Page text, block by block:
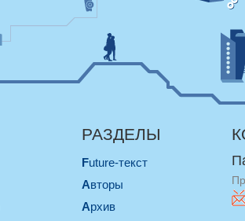
РАЗДЕЛЫ
Future-текст
Авторы
Архив